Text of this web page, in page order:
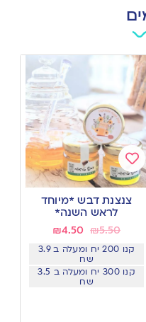
Add
wishlist
צנצנת דבש *מיוחד
לראש השנה*
₪5.50
₪4.50
קנו 200 יח ומעלה ב 3.9
שח
קנו 300 יח ומעלה ב 3.5
שח